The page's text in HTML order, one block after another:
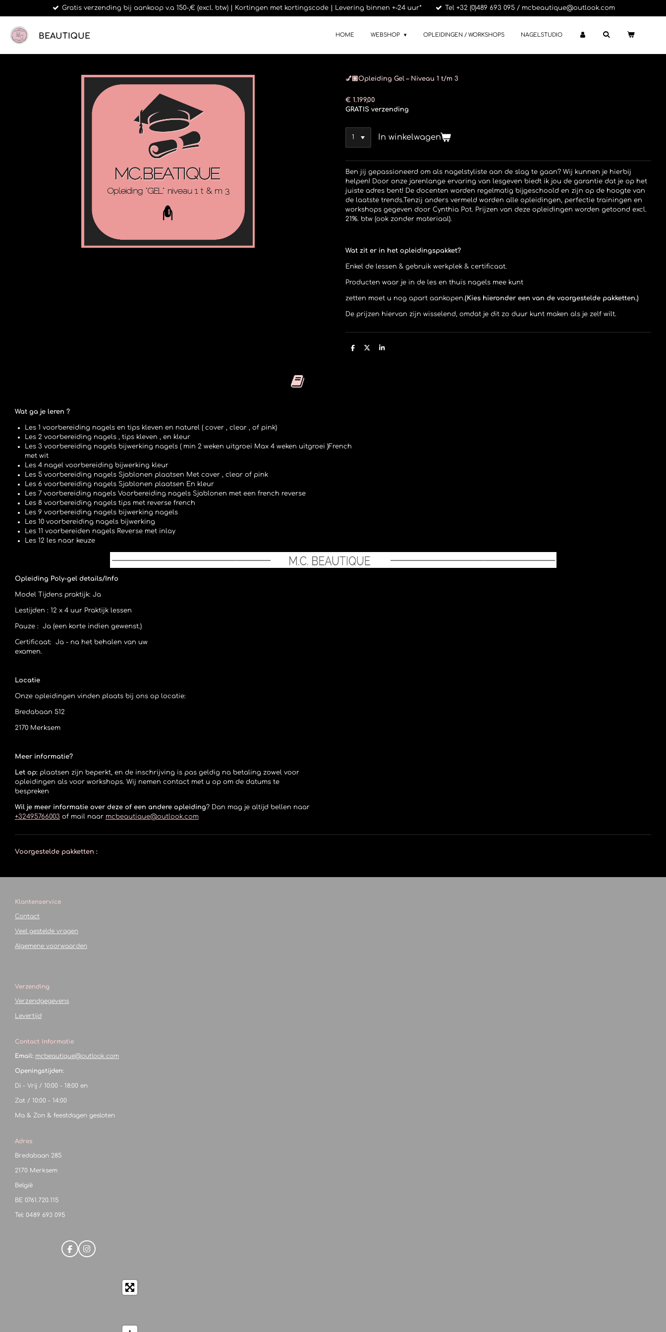
direct
naar
de
Gratis verzending bij aankoop v.a 150-,€ (excl. btw) | Kortingen met kortingscode | Levering binnen +-24 uur* Tel +32 (0)489 693 095 / mcbeautique@outlook.com
BEAUTIQUE HOME WEBSHOP OPLEIDINGEN / WORKSHOPS NAGELSTUDIO
💅🏼Opleiding Gel – Niveau 1 t/m 3
€ 1.199,00
GRATIS verzending
In winkelwagen
Ben jij gepassioneerd om als nagelstyliste aan de slag te gaan? Wij kunnen je hierbij
helpen! Door onze jarenlange ervaring van lesgeven biedt ik jou de garantie dat je op het
juiste adres bent! De docenten worden regelmatig bijgeschoold en zijn op de hoogte van
de laatste trends.Tenzij anders vermeld worden alle opleidingen, perfectie trainingen en
workshops gegeven door Cynthia Pot. Prijzen van deze opleidingen worden getoond excl.
21%. btw (ook zonder materiaal).
Wat zit er in het opleidingspakket?
Enkel de lessen & gebruik werkplek & certificaat.
Producten waar je in de les en thuis nagels mee kunt
zetten moet u nog apart aankopen.(Kies hieronder een van de voorgestelde pakketten.)
De prijzen hiervan zijn wisselend, omdat je dit zo duur kunt maken als je zelf wilt.
D
D
S
Wat ga je leren ?
Les 1 voorbereiding nagels en tips kleven en naturel ( cover , clear , of pink)
Les 2 voorbereiding nagels , tips kleven , en kleur
Les 3 voorbereiding nagels bijwerking nagels ( min 2 weken uitgroei Max 4 weken uitgroei )French
met wit
Les 4 nagel voorbereiding bijwerking kleur
Les 5 voorbereiding nagels Sjablonen plaatsen Met cover , clear of pink
Les 6 voorbereiding nagels Sjablonen plaatsen En kleur
Les 7 voorbereiding nagels Voorbereiding nagels Sjablonen met een french reverse
Les 8 voorbereiding nagels tips met reverse french
Les 9 voorbereiding nagels bijwerking nagels
Les 10 voorbereiding nagels bijwerking
Les 11 voorbereiden nagels Reverse met inlay
Les 12 les naar keuze
Opleiding Poly-gel details/Info
Model Tijdens praktijk: Ja
Lestijden : 12 x 4 uur Praktijk lessen
Pauze : Ja (een korte indien gewenst.)
Certificaat: Ja - na het behalen van uw
examen.
Locatie
Onze opleidingen vinden plaats bij ons op locatie:
Bredabaan 512
2170 Merksem
Meer informatie?
Let op: plaatsen zijn beperkt, en de inschrijving is pas geldig na betaling zowel voor
opleidingen als voor workshops. Wij nemen contact met u op om de datums te
bespreken
Wil je meer informatie over deze of een andere opleiding? Dan mag je altijd bellen naar
+32495766003 of mail naar mcbeautique@outlook.com
Voorgestelde pakketten :
Klantenservice
Contact
Veel gestelde vragen
Algemene voorwaarden
Verzending
Verzendgegevens
Levertijd
Contact Informatie
Email: mcbeautique@outlook.com
Openingstijden:
Di - Vrij / 10:00 - 18:00 en
Zat / 10:00 - 14:00
Ma & Zon & feestdagen gesloten
Adres
Bredabaan 285
2170 Merksem
België
BE 0761.720.115
Tel: 0489 693 095
F
a
I
n